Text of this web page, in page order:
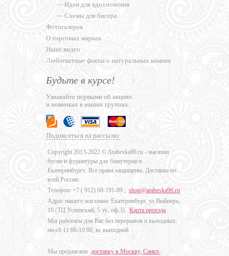
— Идеи для вдохновения
— Схемы для бисера
Фотогалерея
О торговых марках
Наше видео
Любопытные факты о натуральных камнях
Будьте в курсе!
Узнавайте первыми об акциях
и новинках в наших группах:
Подписаться на рассылку
Copyright 2013-2022 © Arabeska96.ru - магазин
бусин и фурнитуры для бижутерии в
Екатеринбурге. Все права защищены. Доставка по
всей России.
Телефон: +7 ( 912) 68-191-89 , shop@arabeska96.ru
Адрес нашего магазина: Екатеринбург, ул.Выйнера,
10 (ТЦ Успенский, 5 эт., оф.3). Карта проезда
Мы работаем для Вас без перерывов и выходных:
пн-сб 11:00-19:00, вс выходной
Мы предлагаем доставку в Москву, Санкт-